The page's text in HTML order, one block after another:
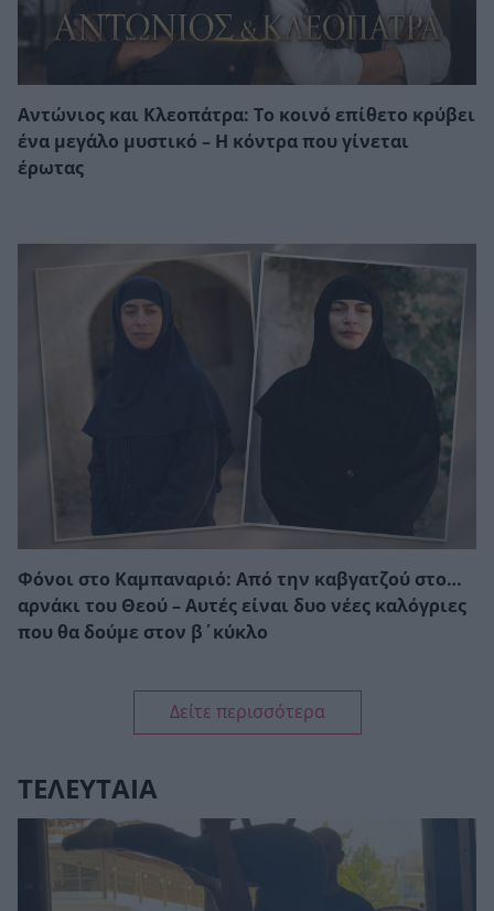
Αντώνιος και Κλεοπάτρα: Το κοινό επίθετο κρύβει
ένα μεγάλο μυστικό – Η κόντρα που γίνεται
έρωτας
Φόνοι στο Καμπαναριό: Από την καβγατζού στο…
αρνάκι του Θεού – Αυτές είναι δυο νέες καλόγριες
που θα δούμε στον β΄κύκλο
Δείτε περισσότερα
ΤΕΛΕΥΤΑΙΑ